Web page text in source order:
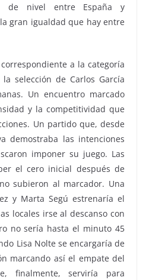
de nivel entre España y
gran igualdad que hay entre
a la categoría
selección de Carlos García
Un encuentro marcado
y la competitividad que
Un partido que, desde
demostraba las intenciones
imponer su juego. Las
el cero inicial después de
subieron al marcador. Una
y Marta Segú estrenaría el
locales irse al descanso con
no sería hasta el minuto 45
Lisa Nolte se encargaría de
marcando así el empate del
finalmente, serviría para